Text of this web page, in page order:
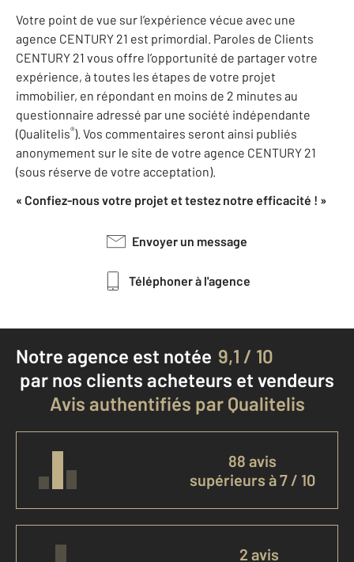
Votre point de vue sur l’expérience vécue avec une
agence CENTURY 21 est primordial. Paroles de Clients
CENTURY 21 vous offre l’opportunité de partager votre
expérience, à toutes les étapes de votre projet
immobilier, en répondant en moins de 2 minutes au
questionnaire adressé par une société indépendante
(Qualitelis®). Vos commentaires seront ainsi publiés
anonymement sur le site de votre agence CENTURY 21
(sous réserve de votre acceptation).
« Confiez-nous votre projet et testez notre efficacité ! »
Envoyer un message
Téléphoner à l'agence
Notre agence est notée 9,1 / 10
par nos clients acheteurs et vendeurs
Avis authentifiés par Qualitelis
88 avis
supérieurs à 7 / 10
2 avis